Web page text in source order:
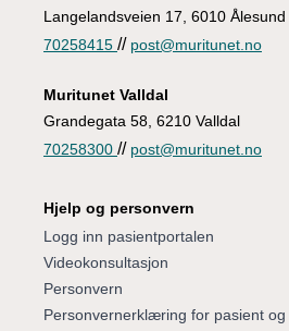
Langelandsveien 17, 6010 Ålesund
70258415 // post@muritunet.no
Muritunet Valldal
Grandegata 58, 6210 Valldal
70258300 // post@muritunet.no
Hjelp og personvern
Logg inn pasientportalen
Videokonsultasjon
Personvern
Personvernerklæring for pasient